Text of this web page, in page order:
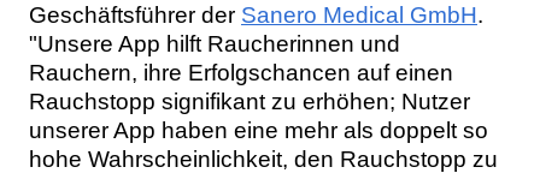
Geschäftsführer der Sanero Medical GmbH.
"Unsere App hilft Raucherinnen und
Rauchern, ihre Erfolgschancen auf einen
Rauchstopp signifikant zu erhöhen; Nutzer
unserer App haben eine mehr als doppelt so
hohe Wahrscheinlichkeit, den Rauchstopp zu